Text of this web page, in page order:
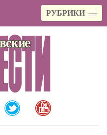
РУБРИКИ